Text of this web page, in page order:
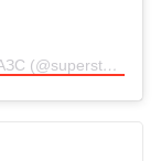
Публикация от Тренды и идеи развития АЗС (@superstation.pro)